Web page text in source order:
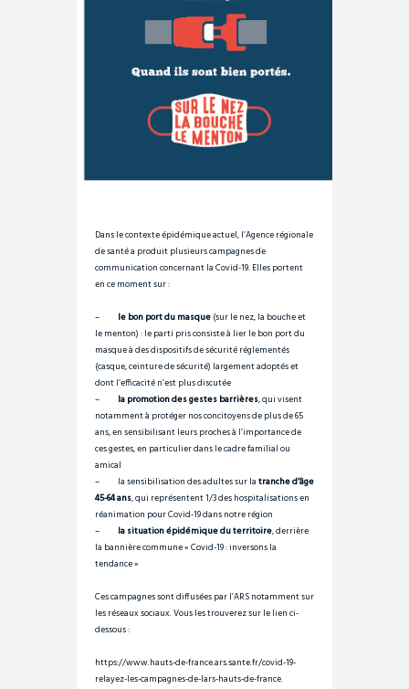
Dans le contexte épidémique actuel, l’Agence régionale
de santé a produit plusieurs campagnes de
communication concernant la Covid-19. Elles portent
en ce moment sur :
– le bon port du masque (sur le nez, la bouche et
le menton) : le parti pris consiste à lier le bon port du
masque à des dispositifs de sécurité réglementés
(casque, ceinture de sécurité) largement adoptés et
dont l’efficacité n’est plus discutée
– la promotion des gestes barrières, qui visent
notamment à protéger nos concitoyens de plus de 65
ans, en sensibilisant leurs proches à l’importance de
ces gestes, en particulier dans le cadre familial ou
amical
– la sensibilisation des adultes sur la tranche d’âge
45-64 ans, qui représentent 1/3 des hospitalisations en
réanimation pour Covid-19 dans notre région
– la situation épidémique du territoire, derrière
la bannière commune « Covid-19 : inversons la
tendance »
Ces campagnes sont diffusées par l’ARS notamment sur
les réseaux sociaux. Vous les trouverez sur le lien ci-
dessous :
https://www.hauts-de-france.ars.sante.fr/covid-19-
relayez-les-campagnes-de-lars-hauts-de-france.